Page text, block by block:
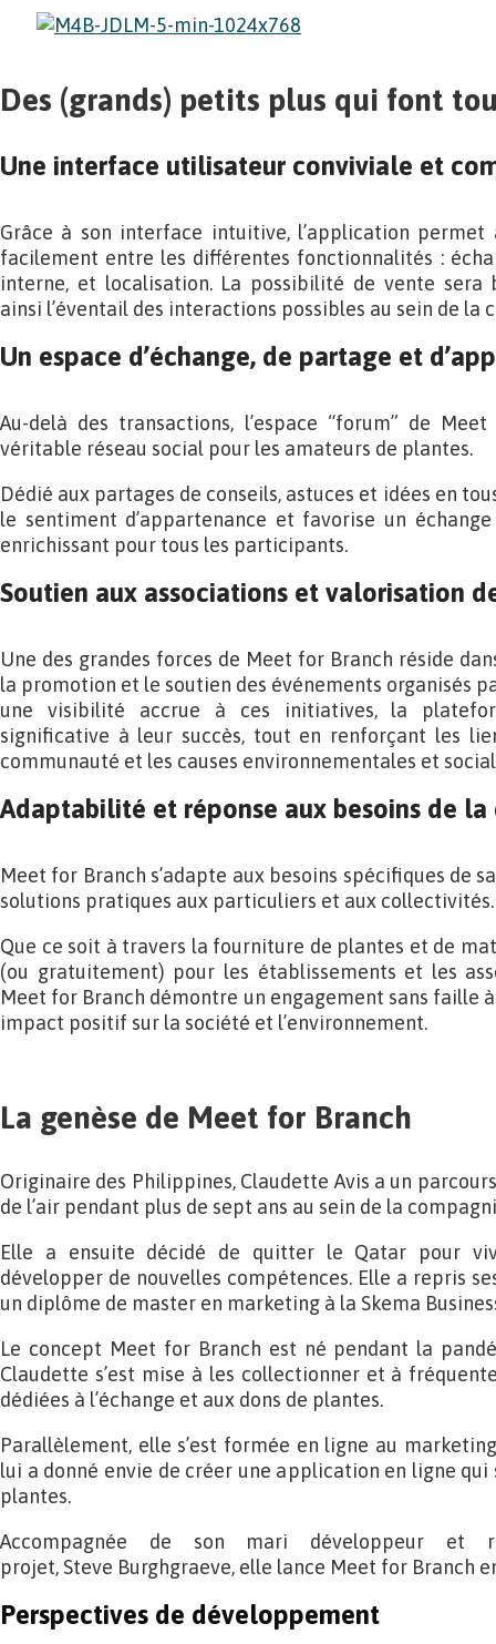
Des (grands) petits plus qui font
Une interface utilisateur conviviale et
Grâce à son interface intuitive, l’application
facilement entre les différentes fonctionnalités :
interne, et localisation. La possibilité de vente sera
ainsi l’éventail des interactions possibles au sein de la
Un espace d’échange, de partage et
Au-delà des transactions, l’espace “forum” de
véritable réseau social pour les amateurs de plantes.
Dédié aux partages de conseils, astuces et idées en
le sentiment d’appartenance et favorise un
enrichissant pour tous les participants.
Soutien aux associations et valorisation
Une des grandes forces de Meet for Branch réside
la promotion et le soutien des événements organisés
une visibilité accrue à ces initiatives, la
significative à leur succès, tout en renforçant les
communauté et les causes environnementales et
Adaptabilité et réponse aux besoins de
Meet for Branch s’adapte aux besoins spécifiques de
solutions pratiques aux particuliers et aux collectivités.
Que ce soit à travers la fourniture de plantes et de
(ou gratuitement) pour les établissements et les
Meet for Branch démontre un engagement sans faille
impact positif sur la société et l’environnement.
La genèse de Meet for Branch
Originaire des Philippines, Claudette Avis a un
de l’air pendant plus de sept ans au sein de la
Elle a ensuite décidé de quitter le Qatar pour
développer de nouvelles compétences. Elle a repris
un diplôme de master en marketing à la Skema
Le concept Meet for Branch est né pendant la
Claudette s’est mise à les collectionner et à
dédiées à l’échange et aux dons de plantes.
Parallèlement, elle s’est formée en ligne au
lui a donné envie de créer une application en ligne
plantes.
Accompagnée de son mari développeur et
projet, Steve Burghgraeve, elle lance Meet for Branch
Perspectives de développement